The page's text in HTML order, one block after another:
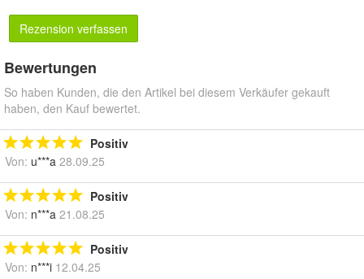
Rezension verfassen
Bewertungen
So haben Kunden, die den Artikel bei diesem Verkäufer gekauft
haben, den Kauf bewertet.
Positiv
Von: u***a 28.09.25
Positiv
Von: n***a 21.08.25
Positiv
Von: n***i 12.04.25